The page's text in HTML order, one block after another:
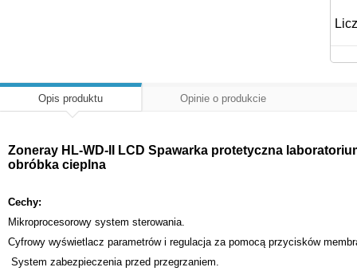
Opis produktu Opinie o produkcie
Zoneray HL-WD-II LCD Spawarka protetyczna
obróbka cieplna
Cechy:
Mikroprocesorowy system sterowania.
Cyfrowy wyświetlacz parametrów i regulacja za pomocą przycisków
System zabezpieczenia przed przegrzaniem.